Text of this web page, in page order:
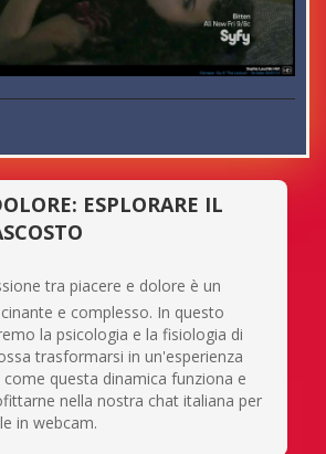
ESPLORARE IL
tra piacere e dolore è un
e complesso. In questo
la psicologia e la fisiologia di
trasformarsi in un'esperienza
come questa dinamica funziona e
nella nostra chat italiana per
in webcam.